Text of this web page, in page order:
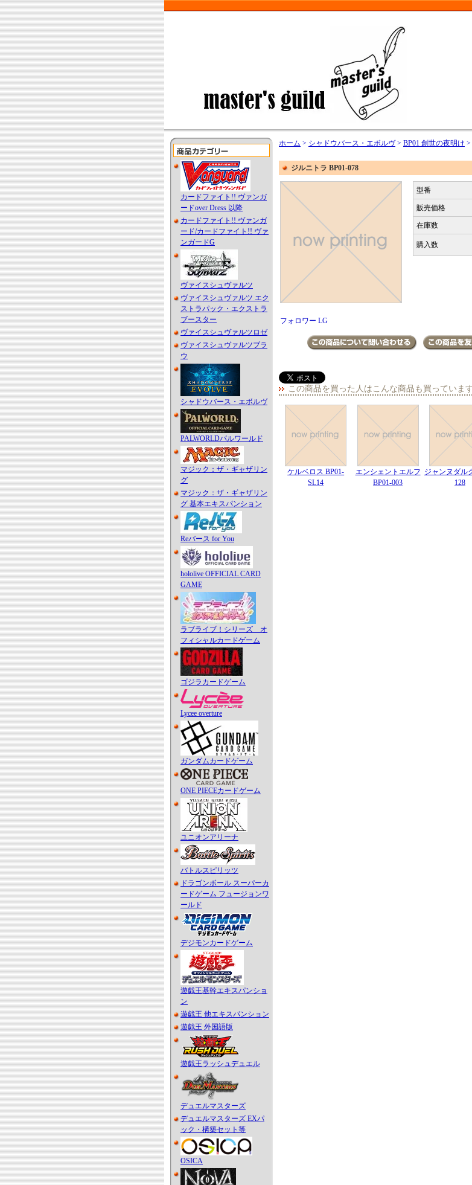
カードファイト!! ヴァンガ
ードover Dress 以降
カードファイト!! ヴァンガ
ード/カードファイト!! ヴァ
ンガードG
ヴァイスシュヴァルツ
ヴァイスシュヴァルツ エク
ストラパック・エクストラ
ブースター
ヴァイスシュヴァルツロゼ
ヴァイスシュヴァルツブラ
ウ
シャドウバース・エボルヴ
PALWORLDパルワールド
マジック：ザ・ギャザリン
グ
マジック：ザ・ギャザリン
グ 基本エキスパンション
Reバース for You
hololive OFFICIAL CARD
GAME
ラブライブ！シリーズ オ
フィシャルカードゲーム
ゴジラカードゲーム
Lycee overture
ガンダムカードゲーム
ONE PIECEカードゲーム
ユニオンアリーナ
バトルスピリッツ
ドラゴンボール スーパーカ
ードゲーム フュージョンワ
ールド
デジモンカードゲーム
遊戯王基幹エキスパンショ
ン
遊戯王 他エキスパンション
遊戯王 外国語版
遊戯王ラッシュデュエル
デュエルマスターズ
デュエルマスターズ EXパ
ック・構築セット等
OSICA
ホーム > シャドウバース・エボルヴ> BP01 創世の夜明け >
ジルニトラ BP01-078
型番
販売価格
在庫数
購入数
フォロワー LG
この商品を買った人はこんな商品も買っていま
ケルベロス BP01-
SL14
エンシェントエルフ
BP01-003
ジャンヌダル
128